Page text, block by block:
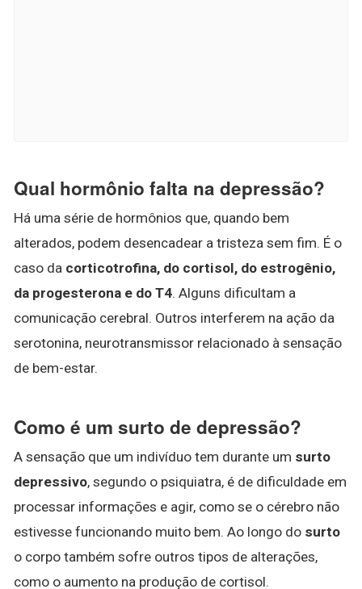
Qual hormônio falta na depressão?
Há uma série de hormônios que, quando bem
alterados, podem desencadear a tristeza sem fim. É o
caso da corticotrofina, do cortisol, do estrogênio,
da progesterona e do T4. Alguns dificultam a
comunicação cerebral. Outros interferem na ação da
serotonina, neurotransmissor relacionado à sensação
de bem-estar.
Como é um surto de depressão?
A sensação que um indivíduo tem durante um surto
depressivo, segundo o psiquiatra, é de dificuldade em
processar informações e agir, como se o cérebro não
estivesse funcionando muito bem. Ao longo do surto
o corpo também sofre outros tipos de alterações,
como o aumento na produção de cortisol.